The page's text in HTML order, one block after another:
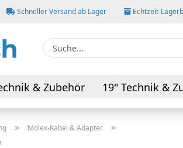
Schneller Versand ab Lager Echtzeit-
& Zubehör 19" Technik &
AV-Kabel & Adapter
» Molex-Kabel & Adapter »